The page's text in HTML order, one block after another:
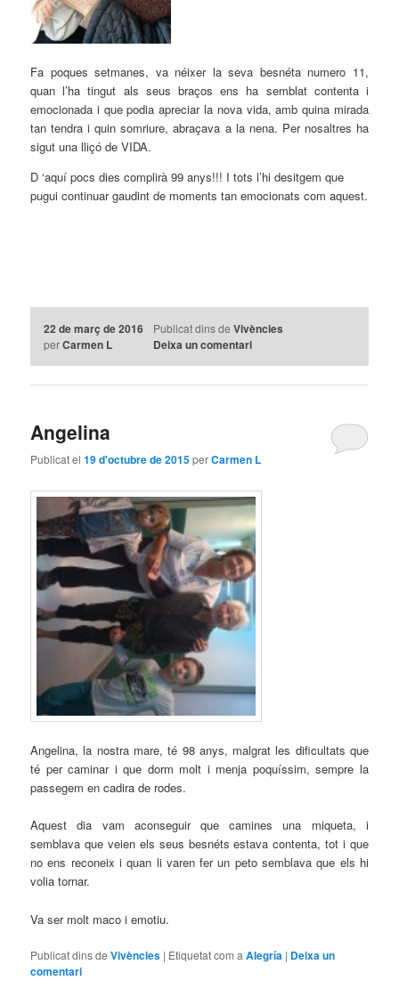
Fa poques setmanes, va néixer la seva besnéta numero 11,
quan l’ha tingut als seus braços ens ha semblat contenta i
emocionada i que podia apreciar la nova vida, amb quina mirada
tan tendra i quin somriure, abraçava a la nena. Per nosaltres ha
sigut una lliçó de VIDA.
D‘aquí pocs dies complirà 99 anys!!! I tots l’hi desitgem que
pugui continuar gaudint de moments tan emocionats com aquest.
22 de març de 2016
perCarmen L
Publicat dins de Vivències
Deixa un comentari
Angelina
Publicat el19 d'octubre de 2015perCarmen L
Angelina, la nostra mare, té 98 anys, malgrat les dificultats que
té per caminar i que dorm molt i menja poquíssim, sempre la
passegem en cadira de rodes.
Aquest dia vam aconseguir que camines una miqueta, i
semblava que veien els seus besnéts estava contenta, tot i que
no ens reconeix i quan li varen fer un peto semblava que els hi
volia tornar.
Va ser molt maco i emotiu.
Publicat dins de Vivències | Etiquetat com a Alegría | Deixa un
comentari